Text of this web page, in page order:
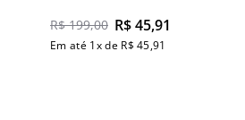
R$ 199,00 R$45,91
Em até 1x de R$ 45,91